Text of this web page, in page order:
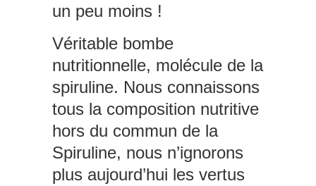
un peu moins !
Véritable bombe
nutritionnelle, molécule de la
spiruline. Nous connaissons
tous la composition nutritive
hors du commun de la
Spiruline, nous n’ignorons
plus aujourd’hui les vertus